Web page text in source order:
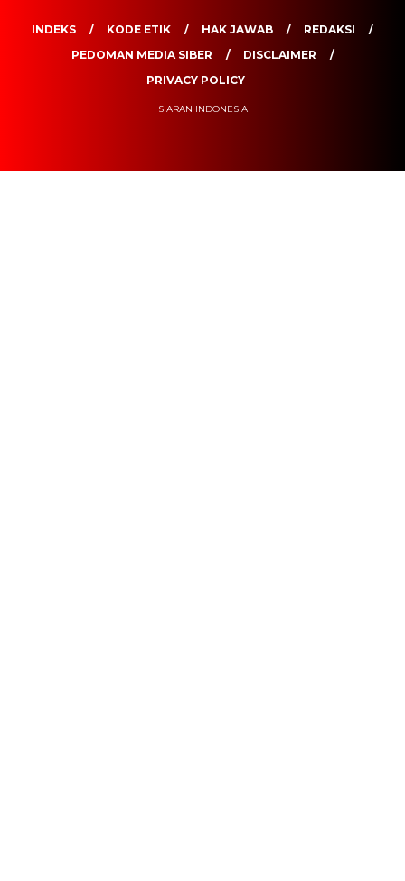
INDEKS KODE ETIK HAK JAWAB
REDAKSI
PEDOMAN MEDIA SIBER
DISCLAIMER
PRIVACY POLICY
SIARAN INDONESIA